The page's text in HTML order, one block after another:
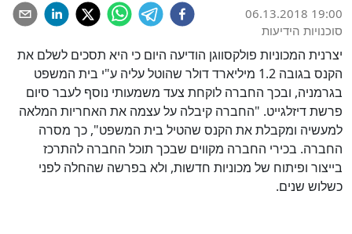
06.13.2018 19:00
סוכנויות הידיעות
יצרנית המכוניות פולקסווגן הודיעה היום כי היא תסכים לשלם את
הקנס בגובה 1.2 מיליארד דולר שהוטל עליה ע"י בית המשפט
בגרמניה, ובכך החברה לוקחת צעד משמעותי נוסף לעבר סיום
פרשת דיזלגייט. "החברה קיבלה על עצמה את האחריות המלאה
למעשיה ומקבלת את הקנס שהטיל בית המשפט", כך מסרה
החברה. בכירי החברה מקווים שבכך תוכל החברה להתרכז
בייצור ופיתוח של מכוניות חדשות, ולא בפרשה שהחלה לפני
כשלוש שנים.